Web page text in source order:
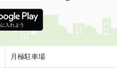
月極駐車場